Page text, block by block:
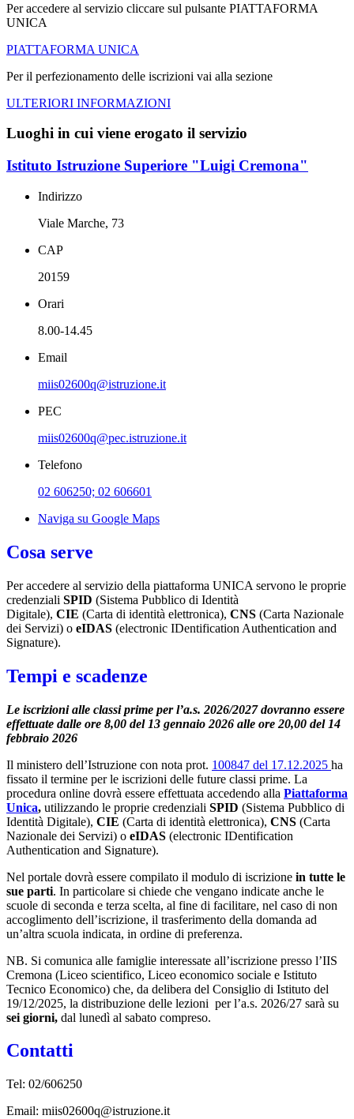
Per accedere al servizio cliccare sul pulsante PIATTAFORMA
UNICA
PIATTAFORMA UNICA
Per il perfezionamento delle iscrizioni vai alla sezione
ULTERIORI INFORMAZIONI
Luoghi in cui viene erogato il servizio
Istituto Istruzione Superiore "Luigi Cremona"
Indirizzo
Viale Marche, 73
CAP
20159
Orari
8.00-14.45
Email
miis02600q@istruzione.it
PEC
miis02600q@pec.istruzione.it
Telefono
02 606250; 02 606601
Naviga su Google Maps
Cosa serve
Per accedere al servizio della piattaforma UNICA servono le proprie
credenziali SPID (Sistema Pubblico di Identità
Digitale), CIE (Carta di identità elettronica), CNS (Carta Nazionale
dei Servizi) o eIDAS (electronic IDentification Authentication and
Signature).
Tempi e scadenze
Le iscrizioni alle classi prime per l’a.s. 2026/2027 dovranno essere
effettuate dalle ore 8,00 del 13 gennaio 2026 alle ore 20,00 del 14
febbraio 2026
Il ministero dell’Istruzione con nota prot. 100847 del 17.12.2025 ha
fissato il termine per le iscrizioni delle future classi prime. La
procedura online dovrà essere effettuata accedendo alla Piattaforma
Unica, utilizzando le proprie credenziali SPID (Sistema Pubblico di
Identità Digitale), CIE (Carta di identità elettronica), CNS (Carta
Nazionale dei Servizi) o eIDAS (electronic IDentification
Authentication and Signature).
Nel portale dovrà essere compilato il modulo di iscrizione in tutte le
sue parti. In particolare si chiede che vengano indicate anche le
scuole di seconda e terza scelta, al fine di facilitare, nel caso di non
accoglimento dell’iscrizione, il trasferimento della domanda ad
un’altra scuola indicata, in ordine di preferenza.
NB. Si comunica alle famiglie interessate all’iscrizione presso l’IIS
Cremona (Liceo scientifico, Liceo economico sociale e Istituto
Tecnico Economico) che, da delibera del Consiglio di Istituto del
19/12/2025, la distribuzione delle lezioni per l’a.s. 2026/27 sarà su
sei giorni, dal lunedì al sabato compreso.
Contatti
Tel: 02/606250
Email: miis02600q@istruzione.it